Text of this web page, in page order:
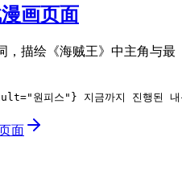
画页面
，描绘《海贼王》中主角与最
원피스"} 지금까지 진행된 내
面